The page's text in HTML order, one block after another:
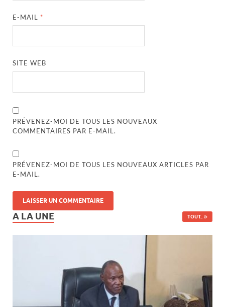
E-MAIL *
SITE WEB
PRÉVENEZ-MOI DE TOUS LES NOUVEAUX
COMMENTAIRES PAR E-MAIL.
PRÉVENEZ-MOI DE TOUS LES NOUVEAUX ARTICLES PAR
E-MAIL.
A LA UNE TOUT..